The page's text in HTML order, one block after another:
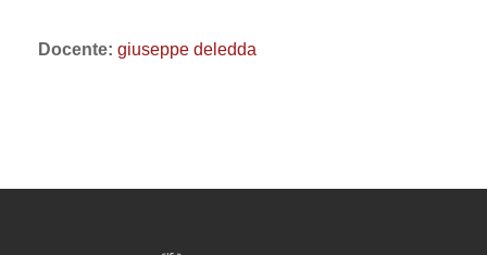
Docente: giuseppe deledda